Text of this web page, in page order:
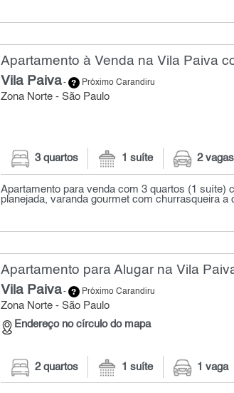
Apartamento à Venda na Vila Paiva
Vila Paiva- Próximo Carandiru
Zona Norte - São Paulo
3 quartos 1 suíte 2 vagas
Apartamento para venda com 3 quartos (1 suíte)
planejada, varanda gourmet com churrasqueira a
Apartamento para Alugar na Vila
Vila Paiva- Próximo Carandiru
Zona Norte - São Paulo
Endereço no círculo do mapa
2 quartos 1 suíte 1 vaga